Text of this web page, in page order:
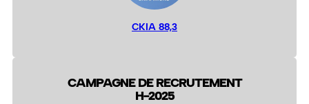
CKIA 88,3
CAMPAGNE DE RECRUTEMENT
H-2025